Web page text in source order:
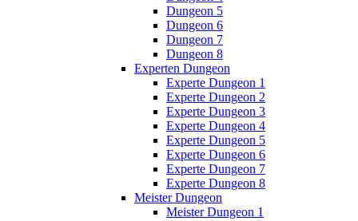
Dungeon 5
Dungeon 6
Dungeon 7
Dungeon 8
Experten Dungeon
Experte Dungeon 1
Experte Dungeon 2
Experte Dungeon 3
Experte Dungeon 4
Experte Dungeon 5
Experte Dungeon 6
Experte Dungeon 7
Experte Dungeon 8
Meister Dungeon
Meister Dungeon 1